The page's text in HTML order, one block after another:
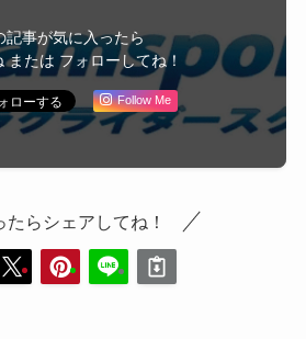
記事が気に入ったら
または フォローしてね！
Follow Me
たらシェアしてね！